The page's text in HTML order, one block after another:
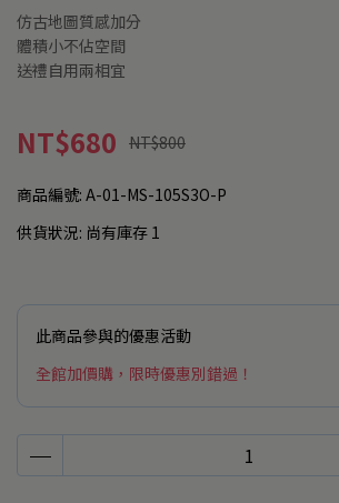
仿古地圖質感加分
體積小不佔空間
送禮自用兩相宜
NT$680 NT$800
商品編號: A-01-MS-105S3O-P
供貨狀況: 尚有庫存 1
此商品參與的優惠活動
全館加價購，限時優惠別錯過！